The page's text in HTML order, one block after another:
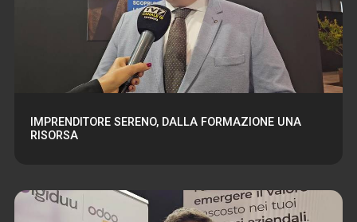
IMPRENDITORE SERENO, DALLA FORMAZIONE UNA
RISORSA